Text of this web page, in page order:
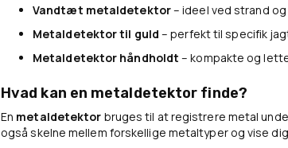
Vandtæt metaldetektor– ideel ved strand
Metaldetektor til guld – perfekt til specifik
Metaldetektor håndholdt – kompakte og
Hvad kan en metaldetektor finde?
En metaldetektor bruges til at registrere metal
også skelne mellem forskellige metaltyper og vise